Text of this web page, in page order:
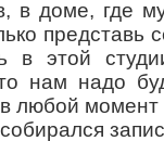
в доме, где
представь
в этой
нам надо
в любой